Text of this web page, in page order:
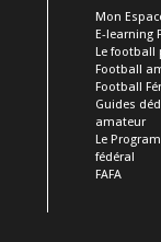
Mon
E-learning
Le football
Football
Football
Guides
amateur
Le
fédéral
FAFA